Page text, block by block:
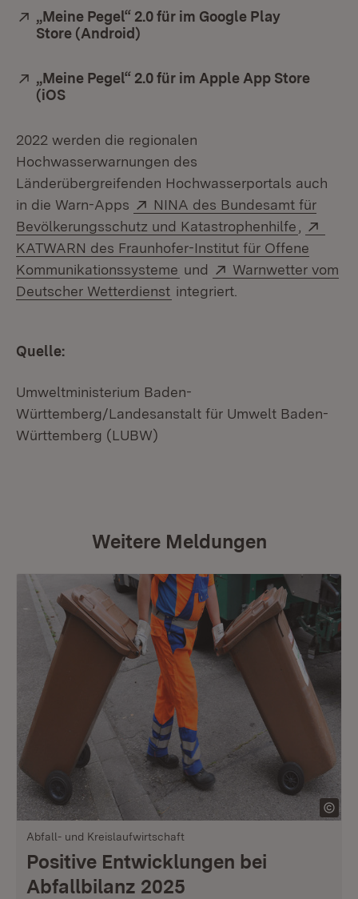
Extern:
„Meine Pegel“ 2.0 für im Google Play
Store (Android)
Extern:
„Meine Pegel“ 2.0 für im Apple App Store
(iOS
2022 werden die regionalen
Hochwasserwarnungen des
Länderübergreifenden Hochwasserportals auch
in die Warn-Apps
Extern:
NINA des Bundesamt für
Bevölkerungsschutz und Katastrophenhilfe (Öffnet
KATWARN des Fraunhofer-Institut für Offene
Kommunikationssysteme (Öffnet in neuem Fenster)
und Extern:
Warnwetter vom
Deutscher Wetterdienst (Öffnet in neuem Fenster)
integriert.
Quelle:
Umweltministerium Baden-
Württemberg/Landesanstalt für Umwelt Baden-
Württemberg (LUBW)
Weitere Meldungen
Abfall- und Kreislaufwirtschaft
Positive Entwicklungen bei
Abfallbilanz 2025